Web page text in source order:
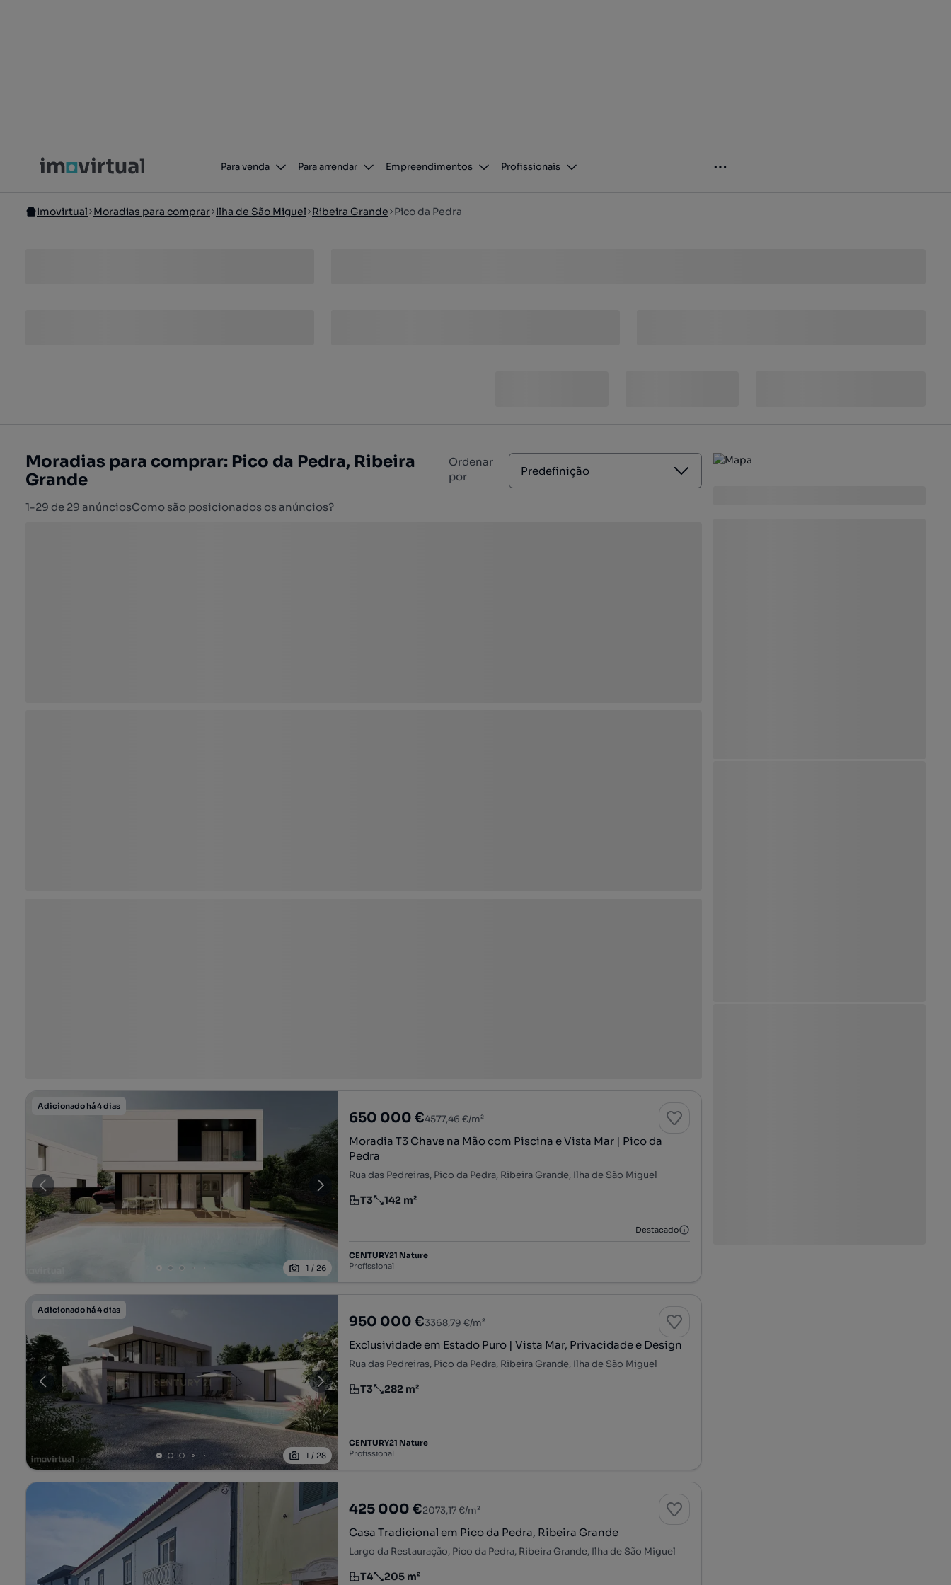
Para venda Para arrendar Empreendimentos Profissionais
Imovirtual Moradias para comprar Ilha de São Miguel Ribeira Grande Pico da Pedra
Moradias para comprar: Pico da Pedra, Ribeira
Grande
1-29 de 29 anúnciosComo são posicionados os anúncios?
Ordenar
por
Predefinição
Adicionado há 4 dias
1 / 26
650 000 €4577,46 €/m²
Moradia T3 Chave na Mão com Piscina e Vista Mar | Pico da
Pedra
Rua das Pedreiras, Pico da Pedra, Ribeira Grande, Ilha de São Miguel
Tipologia
T3
Preço por metro quadrado
142 m²
Destacado
CENTURY21 Nature
Profissional
Adicionado há 4 dias
1 / 28
950 000 €3368,79 €/m²
Exclusividade em Estado Puro | Vista Mar, Privacidade e Design
Rua das Pedreiras, Pico da Pedra, Ribeira Grande, Ilha de São Miguel
Tipologia
T3
Preço por metro quadrado
282 m²
CENTURY21 Nature
Profissional
425 000 €2073,17 €/m²
Casa Tradicional em Pico da Pedra, Ribeira Grande
Largo da Restauração, Pico da Pedra, Ribeira Grande, Ilha de São Miguel
T4 205 m²